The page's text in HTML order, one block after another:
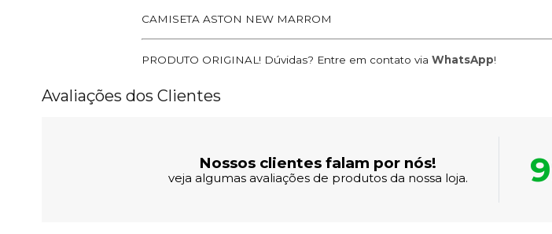
CAMISETA ASTON NEW MARROM
PRODUTO ORIGINAL! Dúvidas? Entre em contato via WhatsApp!
Avaliações dos Clientes
Nossos clientes falam por nós!
veja algumas avaliações de produtos da nossa loja.